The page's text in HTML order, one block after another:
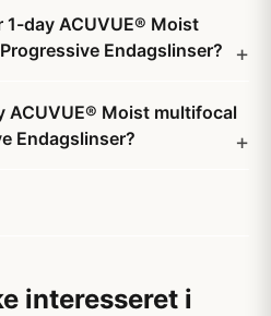
day ACUVUE® Moist
Endagslinser?
ACUVUE® Moist multifocal
Endagslinser?
interesseret i